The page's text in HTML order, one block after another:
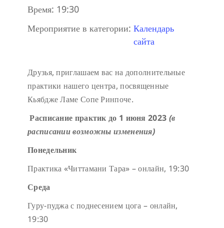
Время: 19:30
Мероприятие в категории: Календарь
сайта
Друзья, приглашаем вас на дополнительные
практики нашего центра, посвященные
Кьябдже Ламе Сопе Ринпоче.
Расписание практик до 1 июня 2023 (в
расписании возможны изменения)
Понедельник
Практика «Читтамани Тара» – онлайн, 19:30
Среда
Гуру-пуджа с поднесением цога – онлайн,
19:30